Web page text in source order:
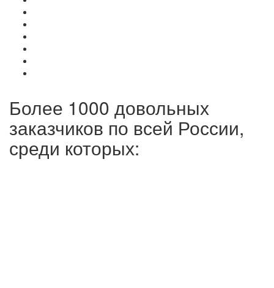
Более 1000 довольных
заказчиков по всей России,
среди которых: